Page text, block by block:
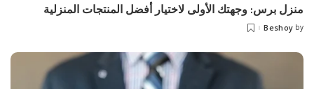
منزل برس: وجهتك الأولى لاختيار أفضل المنتجات المنزلية
by
Beshoy